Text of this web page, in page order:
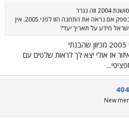
וזה נגרר
לסוף 2004. אני בספק אם נראה את התחנה הזו לפני 2005. אין
מידע על תאריך יעד?
אז אולי יצא לך לראות שלטים עם
New